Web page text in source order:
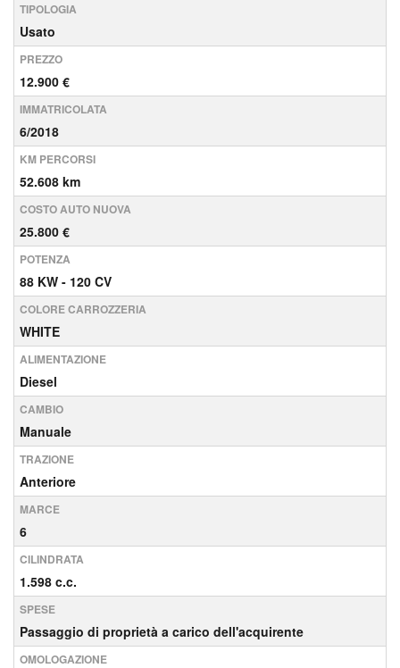
co...
TIPOLOGIA
Usato
PREZZO
12.900 €
IMMATRICOLATA
6/2018
KM PERCORSI
52.608 km
COSTO AUTO NUOVA
25.800 €
POTENZA
88 KW - 120 CV
COLORE CARROZZERIA
WHITE
ALIMENTAZIONE
Diesel
CAMBIO
Manuale
TRAZIONE
Anteriore
MARCE
6
CILINDRATA
1.598 c.c.
SPESE
Passaggio di proprietà a carico dell'acquirente
OMOLOGAZIONE